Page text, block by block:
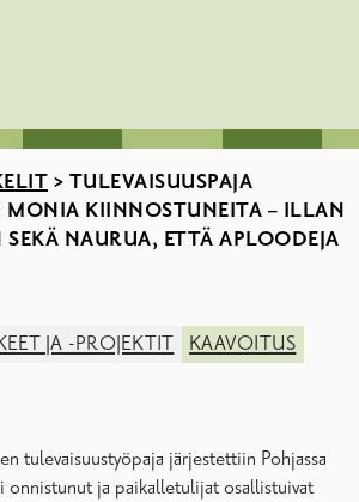
> TULEVAISUUSPAJA
MONIA KIINNOSTUNEITA – ILLAN
NAURUA, ETTÄ APLOODEJA
JA -PROJEKTIT KAAVOITUS
tulevaisuustyöpaja järjestettiin Pohjassa
ja paikalletulijat osallistuivat